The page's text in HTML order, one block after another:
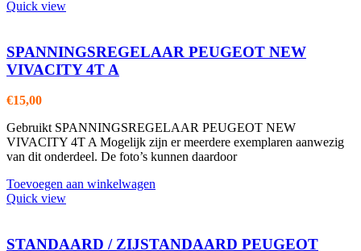
Quick view
SPANNINGSREGELAAR PEUGEOT NEW
VIVACITY 4T A
€15,00
Gebruikt SPANNINGSREGELAAR PEUGEOT NEW
VIVACITY 4T A Mogelijk zijn er meerdere exemplaren aanwezig
van dit onderdeel. De foto’s kunnen daardoor
Toevoegen aan winkelwagen
Quick view
STANDAARD / ZIJSTANDAARD PEUGEOT